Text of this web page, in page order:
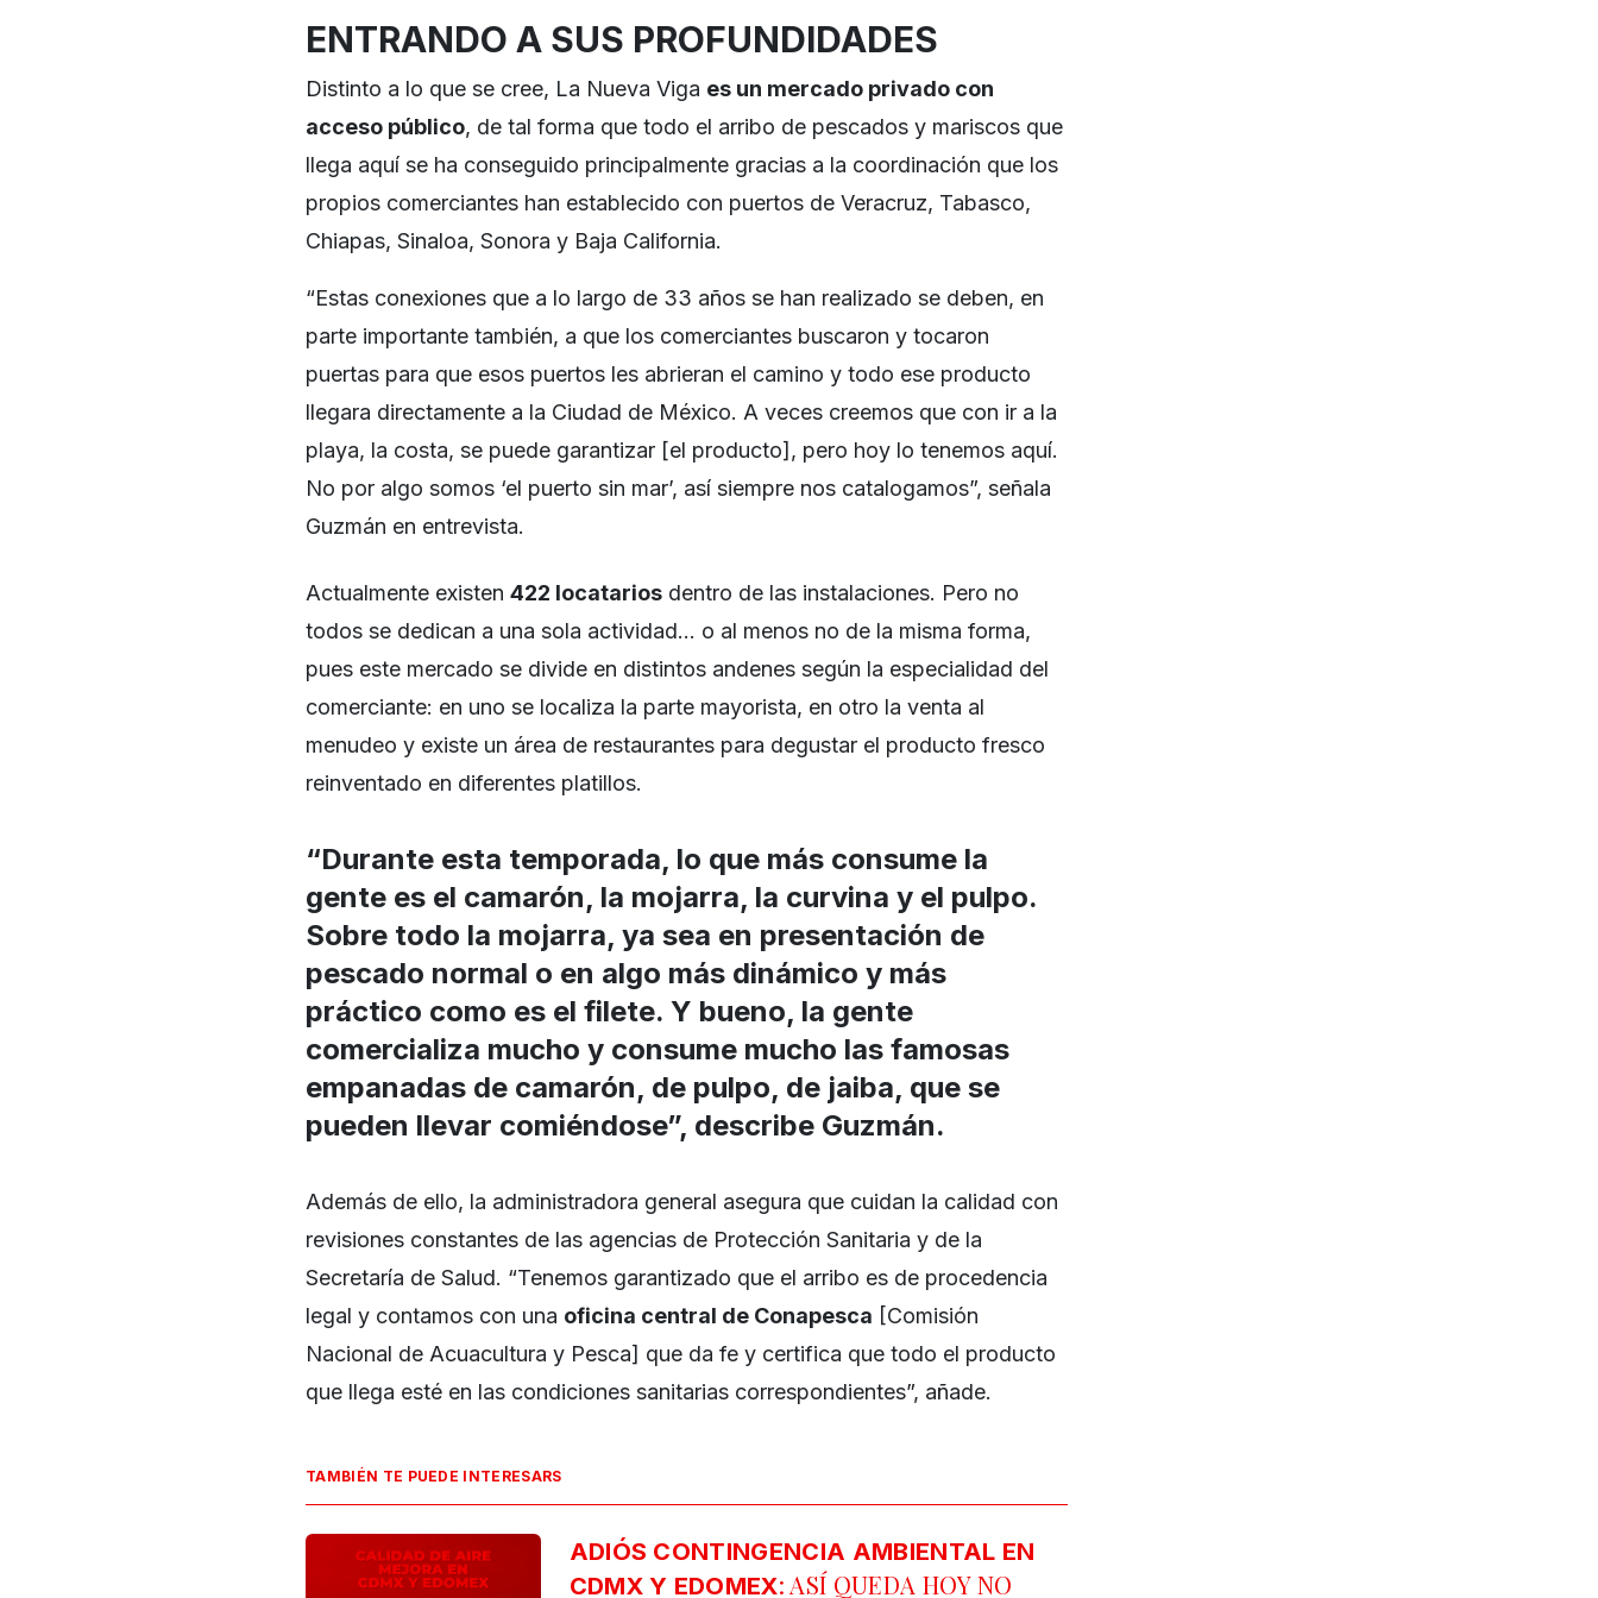
ENTRANDO A SUS PROFUNDIDADES
Distinto a lo que se cree, La Nueva Viga es un mercado privado con
acceso público, de tal forma que todo el arribo de pescados y mariscos que
llega aquí se ha conseguido principalmente gracias a la coordinación que los
propios comerciantes han establecido con puertos de Veracruz, Tabasco,
Chiapas, Sinaloa, Sonora y Baja California.
“Estas conexiones que a lo largo de 33 años se han realizado se deben, en
parte importante también, a que los comerciantes buscaron y tocaron
puertas para que esos puertos les abrieran el camino y todo ese producto
llegara directamente a la Ciudad de México. A veces creemos que con ir a la
playa, la costa, se puede garantizar [el producto], pero hoy lo tenemos aquí.
No por algo somos ‘el puerto sin mar’, así siempre nos catalogamos”, señala
Guzmán en entrevista.
Actualmente existen 422 locatarios dentro de las instalaciones. Pero no
todos se dedican a una sola actividad… o al menos no de la misma forma,
pues este mercado se divide en distintos andenes según la especialidad del
comerciante: en uno se localiza la parte mayorista, en otro la venta al
menudeo y existe un área de restaurantes para degustar el producto fresco
reinventado en diferentes platillos.
“Durante esta temporada, lo que más consume la
gente es el camarón, la mojarra, la curvina y el pulpo.
Sobre todo la mojarra, ya sea en presentación de
pescado normal o en algo más dinámico y más
práctico como es el filete. Y bueno, la gente
comercializa mucho y consume mucho las famosas
empanadas de camarón, de pulpo, de jaiba, que se
pueden llevar comiéndose”, describe Guzmán.
Además de ello, la administradora general asegura que cuidan la calidad con
revisiones constantes de las agencias de Protección Sanitaria y de la
Secretaría de Salud. “Tenemos garantizado que el arribo es de procedencia
legal y contamos con una oficina central de Conapesca [Comisión
Nacional de Acuacultura y Pesca] que da fe y certifica que todo el producto
que llega esté en las condiciones sanitarias correspondientes”, añade.
TAMBIÉN TE PUEDE INTERESARS
ADIÓS CONTINGENCIA AMBIENTAL EN
CDMX Y EDOMEX: ASÍ QUEDA HOY NO